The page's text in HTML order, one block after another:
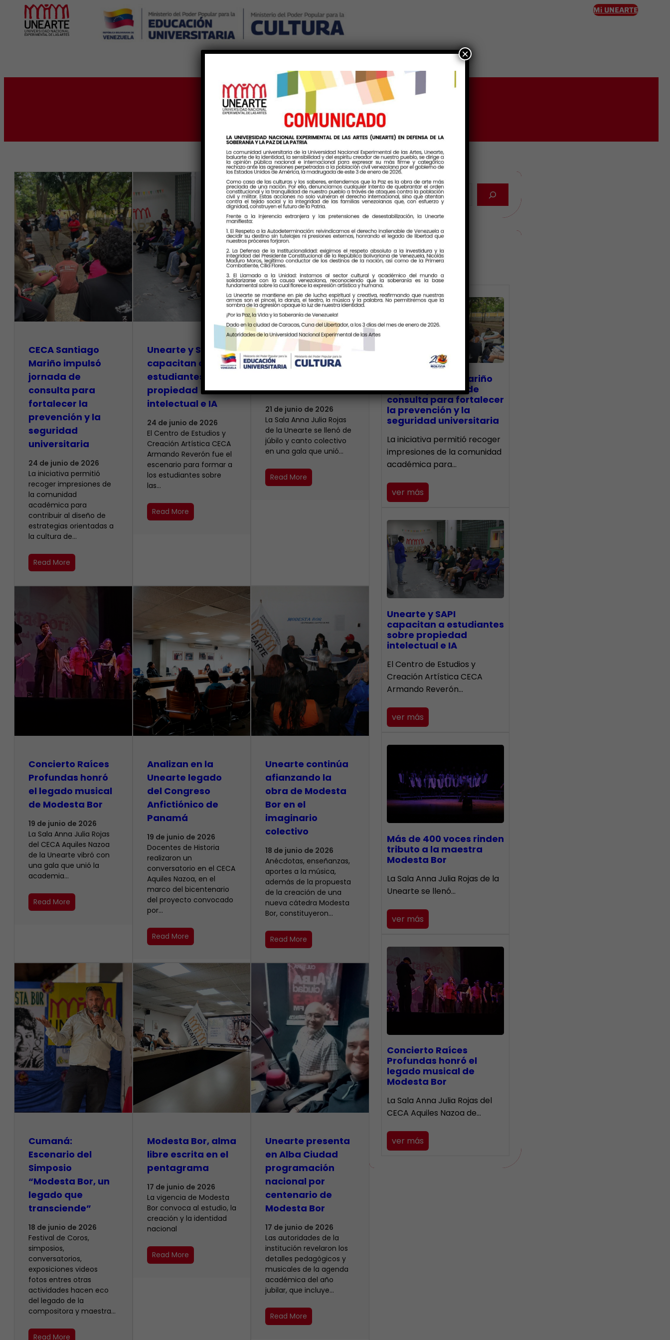
Mi UNEARTE
Ingreso
Etiqueta: ProducciónIntelectual
CECA Santiago
Mariño impulsó
jornada de
consulta para
fortalecer la
prevención y la
seguridad
universitaria
24 de junio de 2026
La iniciativa permitió
recoger impresiones de
la comunidad
académica para
contribuir al diseño de
estrategias orientadas a
la cultura de…
Read More
Unearte y SAPI
capacitan a
estudiantes sobre
propiedad
intelectual e IA
24 de junio de 2026
El Centro de Estudios y
Creación Artística CECA
Armando Reverón fue el
escenario para formar a
los estudiantes sobre
las…
Read More
Más de 400 voces
rinden tributo a la
Bor
21 de junio de 2026
​La Sala Anna Julia Rojas
de la Unearte se llenó de
júbilo y canto colectivo
en una gala que unió…
Read More
​Concierto Raíces
Profundas honró
el legado musical
de Modesta Bor
19 de junio de 2026
La Sala Anna Julia Rojas
del CECA Aquiles Nazoa
de la Unearte vibró con
una gala que unió la
academia…
Read More
Analizan en la
Unearte legado
del Congreso
Anfictiónico de
Panamá
19 de junio de 2026
Docentes de Historia
realizaron un
conversatorio en el CECA
Aquiles Nazoa, en el
marco del bicentenario
del proyecto convocado
por…
Read More
Unearte continúa
afianzando la
obra de Modesta
Bor en el
imaginario
colectivo
18 de junio de 2026
Anécdotas, enseñanzas,
aportes a la música,
además de la propuesta
de la creación de una
nueva cátedra Modesta
Bor, constituyeron…
Read More
Cumaná:
Escenario del
Simposio
“Modesta Bor, un
legado que
transciende”
18 de junio de 2026
Festival de Coros,
simposios,
conversatorios,
exposiciones videos
fotos entres otras
actividades hacen eco
del legado de la
compositora y maestra…
Read More
Modesta Bor, alma
libre escrita en el
pentagrama
17 de junio de 2026
La vigencia de Modesta
Bor convoca al estudio, la
creación y la identidad
nacional
Read More
​Unearte presenta
en Alba Ciudad
programación
nacional por
centenario de
Modesta Bor
17 de junio de 2026
Las autoridades de la
institución revelaron los
detalles pedagógicos y
musicales de la agenda
académica del año
jubilar, que incluye…
Read More
Últimas Noticias
CECA Santiago Mariño
impulsó jornada de
consulta para fortalecer
la prevención y la
seguridad universitaria
La iniciativa permitió recoger
impresiones de la comunidad
académica para…
ver más
Unearte y SAPI
capacitan a estudiantes
sobre propiedad
intelectual e IA
El Centro de Estudios y
Creación Artística CECA
Armando Reverón…
ver más
Más de 400 voces rinden
tributo a la maestra
Modesta Bor
​La Sala Anna Julia Rojas de la
Unearte se llenó…
ver más
​Concierto Raíces
Profundas honró el
legado musical de
Modesta Bor
La Sala Anna Julia Rojas del
CECA Aquiles Nazoa de…
ver más
×